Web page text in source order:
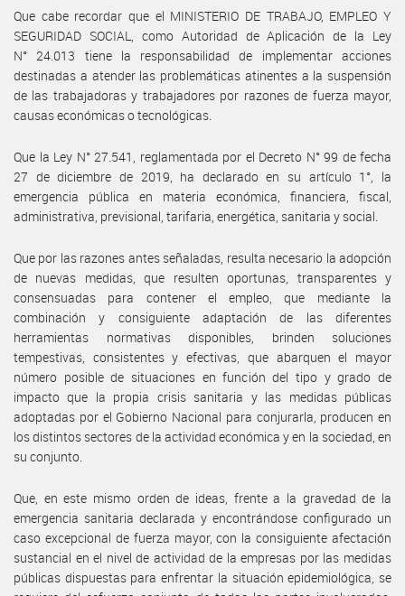
Que cabe recordar que el MINISTERIO DE TRABAJO, EMPLEO Y
SEGURIDAD SOCIAL, como Autoridad de Aplicación de la Ley
N° 24.013 tiene la responsabilidad de implementar acciones
destinadas a atender las problemáticas atinentes a la suspensión
de las trabajadoras y trabajadores por razones de fuerza mayor,
causas económicas o tecnológicas.
Que la Ley N° 27.541, reglamentada por el Decreto N° 99 de fecha
27 de diciembre de 2019, ha declarado en su artículo 1°, la
emergencia pública en materia económica, financiera, fiscal,
administrativa, previsional, tarifaria, energética, sanitaria y social.
Que por las razones antes señaladas, resulta necesario la adopción
de nuevas medidas, que resulten oportunas, transparentes y
consensuadas para contener el empleo, que mediante la
combinación y consiguiente adaptación de las diferentes
herramientas normativas disponibles, brinden soluciones
tempestivas, consistentes y efectivas, que abarquen el mayor
número posible de situaciones en función del tipo y grado de
impacto que la propia crisis sanitaria y las medidas públicas
adoptadas por el Gobierno Nacional para conjurarla, producen en
los distintos sectores de la actividad económica y en la sociedad, en
su conjunto.
Que, en este mismo orden de ideas, frente a la gravedad de la
emergencia sanitaria declarada y encontrándose configurado un
caso excepcional de fuerza mayor, con la consiguiente afectación
sustancial en el nivel de actividad de la empresas por las medidas
públicas dispuestas para enfrentar la situación epidemiológica, se